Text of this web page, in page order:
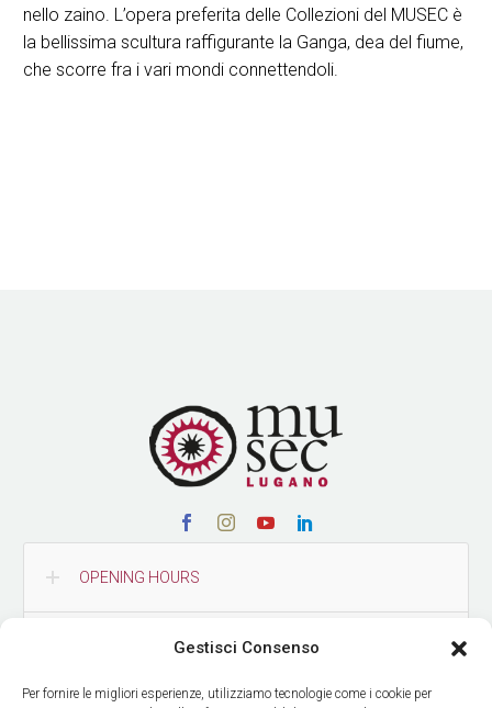
Gestisci Consenso
Per fornire le migliori esperienze, utilizziamo tecnologie come i cookie per
nello zaino. L’opera preferita delle Collezioni del MUSEC è
la bellissima scultura raffigurante la Ganga, dea del fiume,
che scorre fra i vari mondi connettendoli.
OPENING HOURS